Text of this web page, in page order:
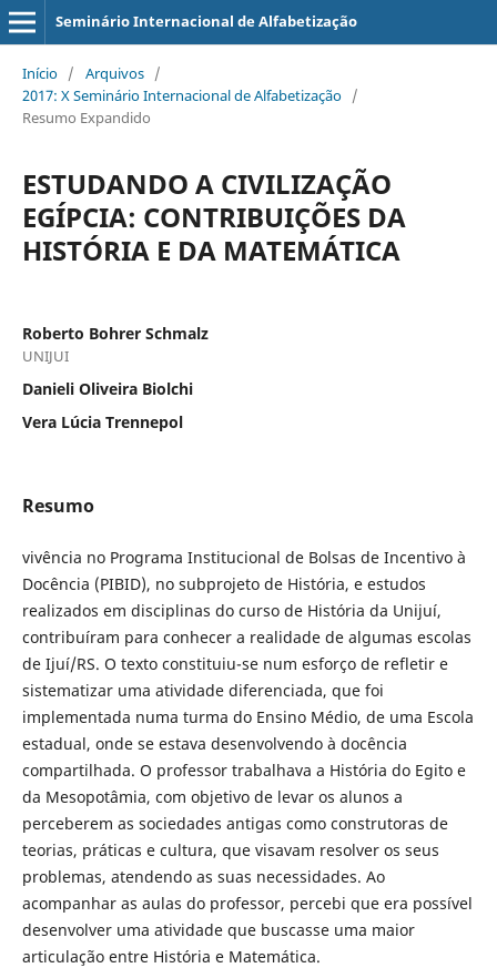
Seminário Internacional de Alfabetização
Início / Arquivos /
2017: X Seminário Internacional de Alfabetização /
Resumo Expandido
ESTUDANDO A CIVILIZAÇÃO
EGÍPCIA: CONTRIBUIÇÕES DA
HISTÓRIA E DA MATEMÁTICA
Roberto Bohrer Schmalz
UNIJUI
Danieli Oliveira Biolchi
Vera Lúcia Trennepol
Resumo
vivência no Programa Institucional de Bolsas de Incentivo à
Docência (PIBID), no subprojeto de História, e estudos
realizados em disciplinas do curso de História da Unijuí,
contribuíram para conhecer a realidade de algumas escolas
de Ijuí/RS. O texto constituiu-se num esforço de refletir e
sistematizar uma atividade diferenciada, que foi
implementada numa turma do Ensino Médio, de uma Escola
estadual, onde se estava desenvolvendo à docência
compartilhada. O professor trabalhava a História do Egito e
da Mesopotâmia, com objetivo de levar os alunos a
perceberem as sociedades antigas como construtoras de
teorias, práticas e cultura, que visavam resolver os seus
problemas, atendendo as suas necessidades. Ao
acompanhar as aulas do professor, percebi que era possível
desenvolver uma atividade que buscasse uma maior
articulação entre História e Matemática.